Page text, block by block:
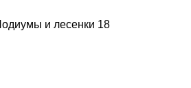
и лесенки 18